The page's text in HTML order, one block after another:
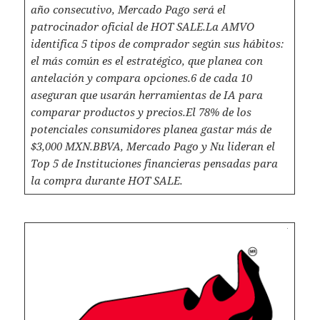
año consecutivo, Mercado Pago será el
patrocinador oficial de HOT SALE.La AMVO
identifica 5 tipos de comprador según sus hábitos:
el más común es el estratégico, que planea con
antelación y compara opciones.6 de cada 10
aseguran que usarán herramientas de IA para
comparar productos y precios.El 78% de los
potenciales consumidores planea gastar más de
$3,000 MXN.BBVA, Mercado Pago y Nu lideran el
Top 5 de Instituciones financieras pensadas para
la compra durante HOT SALE.